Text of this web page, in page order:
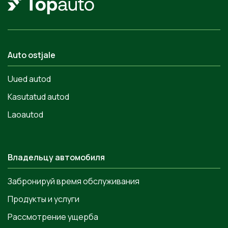
Auto ostjale
Uued autod
Kasutatud autod
Laoautod
Владельцу автомобиля
Забронируй время обслуживания
Продукты и услуги
Рассмотрение ущерба